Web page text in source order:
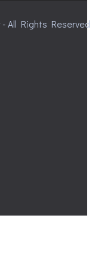
All Rights Reserved